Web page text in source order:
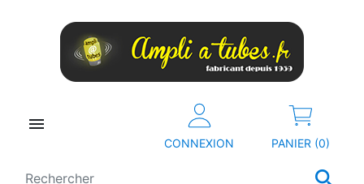

CONNEXION PANIER (0)